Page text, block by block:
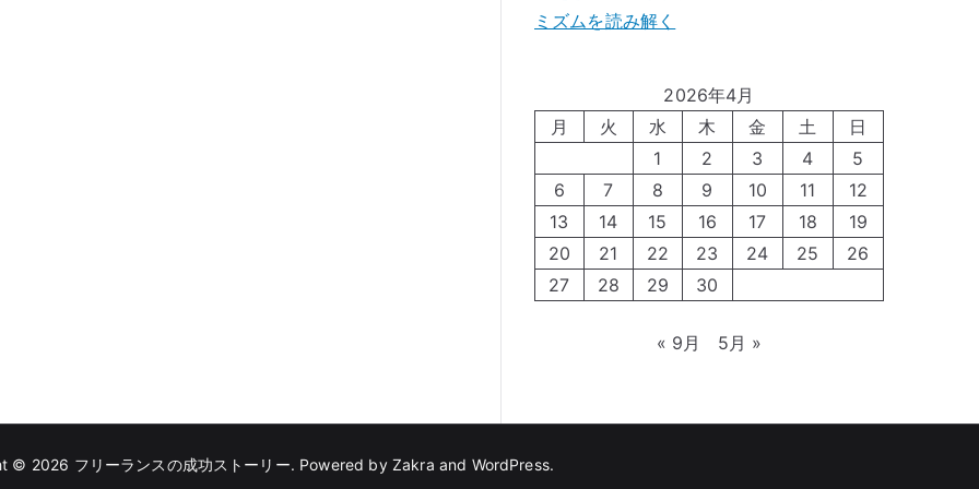
ミズムを読み解く
2026年4月
月
火 水 木 金 土
日
1
2 3 4
5
6
7 8 9 10 11
12
13
14 15 16 17 18
19
20
21 22 23 24 25
26
27
28 29 30
« 9月 5月 »
© 2026 フリーランスの成功ストーリー. Powered by Zakra and WordPress.